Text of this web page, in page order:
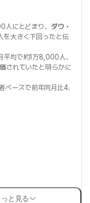
人にとどまり、ダウ・
大きく下回ったと伝
平均で約1万8,000人、
されていたと明らかに
ベースで前年同月比4.
と見る